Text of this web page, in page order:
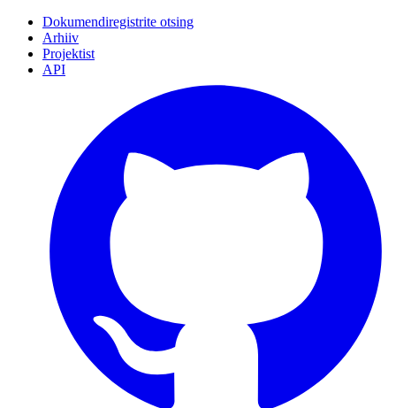
Dokumendiregistrite otsing
Arhiiv
Projektist
API